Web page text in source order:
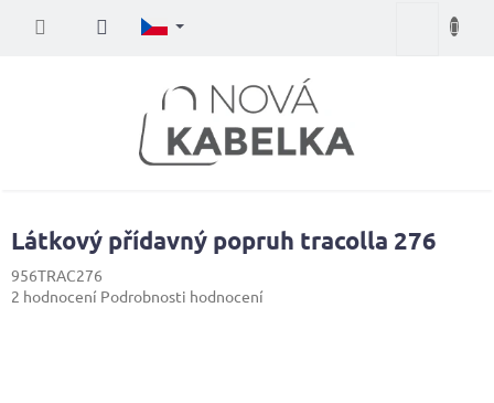
Nákupní
Látkový přídavný popruh tracolla 276
956TRAC276
Průměrné
2 hodnocení Podrobnosti hodnocení